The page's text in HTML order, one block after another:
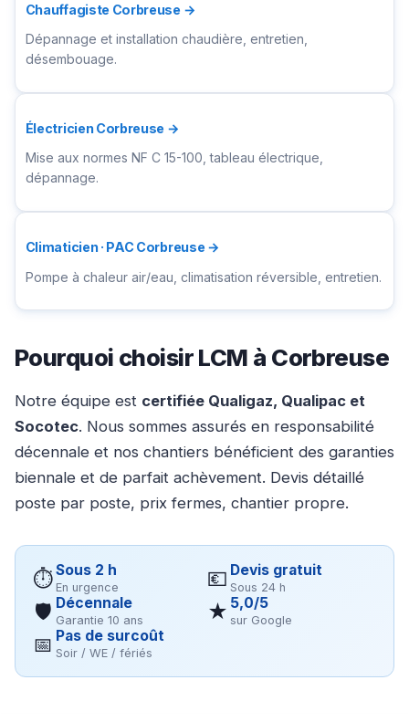
Chauffagiste Corbreuse →
Dépannage et installation chaudière, entretien,
désembouage.
Électricien Corbreuse →
Mise aux normes NF C 15-100, tableau électrique,
dépannage.
Climaticien · PAC Corbreuse →
Pompe à chaleur air/eau, climatisation réversible, entretien.
Pourquoi choisir LCM à Corbreuse
Notre équipe est certifiée Qualigaz, Qualipac et
Socotec. Nous sommes assurés en responsabilité
décennale et nos chantiers bénéficient des garanties
biennale et de parfait achèvement. Devis détaillé
poste par poste, prix fermes, chantier propre.
⏱Sous 2 h
En urgence 💶 Devis gratuit
Sous 24 h
🛡 Décennale
Garantie 10 ans ★ 5,0/5
sur Google
📅 Pas de surcoût
Soir / WE / fériés